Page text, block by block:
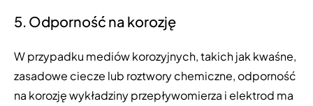
5. Odporność na korozję
W przypadku mediów korozyjnych, takich jak kwaśne,
zasadowe ciecze lub roztwory chemiczne, odporność
na korozję wykładziny przepływomierza i elektrod ma